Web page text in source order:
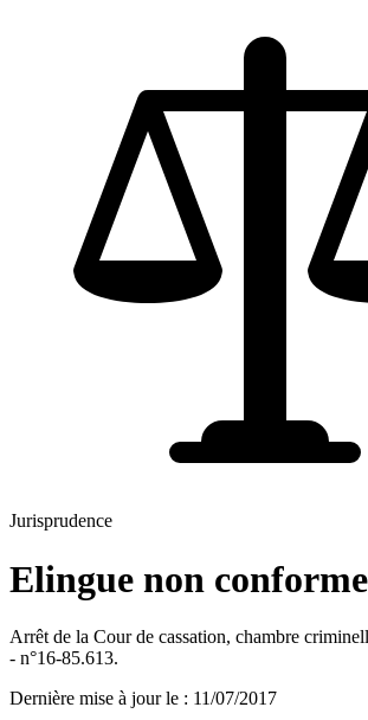
Jurisprudence
Elingue non conforme
Arrêt de la Cour de cassation, chambre
- n°16-85.613.
Dernière mise à jour le : 11/07/2017